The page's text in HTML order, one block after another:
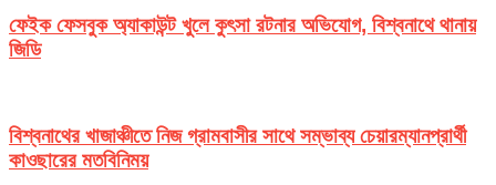
ফেইক ফেসবুক অ্যাকাউন্ট খুলে কুৎসা রটনার অভিযোগ, বিশ্বনাথে থানায়
জিডি
বিশ্বনাথের খাজাঞ্চীতে নিজ গ্রামবাসীর সাথে সম্ভাব্য চেয়ারম্যানপ্রার্থী
কাওছারের মতবিনিময়